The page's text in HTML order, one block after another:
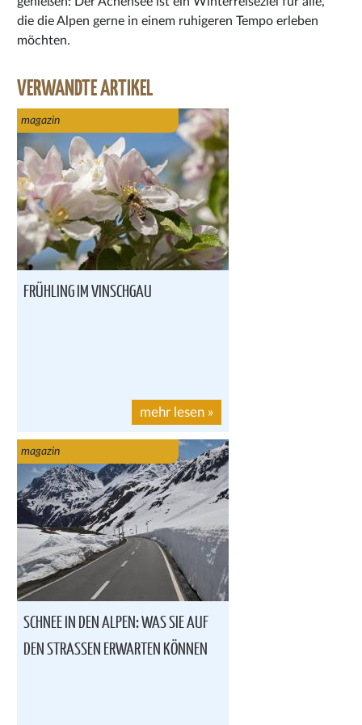
die die Alpen gerne in einem ruhigeren Tempo erleben
möchten.
VERWANDTE ARTIKEL
magazin
FRÜHLING IM VINSCHGAU
mehr lesen »
magazin
SCHNEE IN DEN ALPEN: WAS SIE AUF
DEN STRASSEN ERWARTEN KÖNNEN